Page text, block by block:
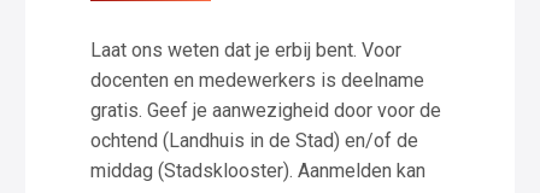
Laat ons weten dat je erbij bent. Voor
docenten en medewerkers is deelname
gratis. Geef je aanwezigheid door voor de
ochtend (Landhuis in de Stad) en/of de
middag (Stadsklooster). Aanmelden kan